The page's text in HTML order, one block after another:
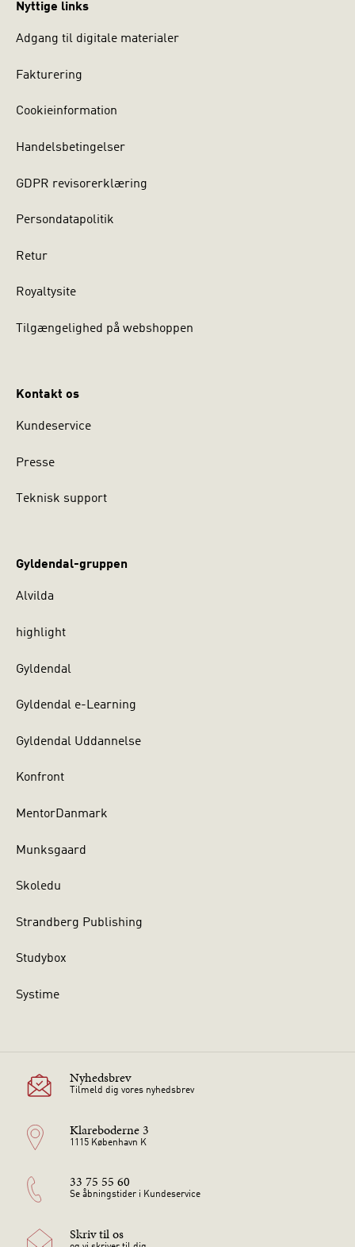
Nyttige links
Adgang til digitale materialer
Fakturering
Cookieinformation
Handelsbetingelser
GDPR revisorerklæring
Persondatapolitik
Retur
Royaltysite
Tilgængelighed på webshoppen
Kontakt os
Kundeservice
Presse
Teknisk support
Gyldendal-gruppen
Alvilda
highlight
Gyldendal
Gyldendal e-Learning
Gyldendal Uddannelse
Konfront
MentorDanmark
Munksgaard
Skoledu
Strandberg Publishing
Studybox
Systime
Nyhedsbrev
Tilmeld dig vores nyhedsbrev
Klareboderne 3
1115 København K
33 75 55 60
Se åbningstider i Kundeservice
Skriv til os